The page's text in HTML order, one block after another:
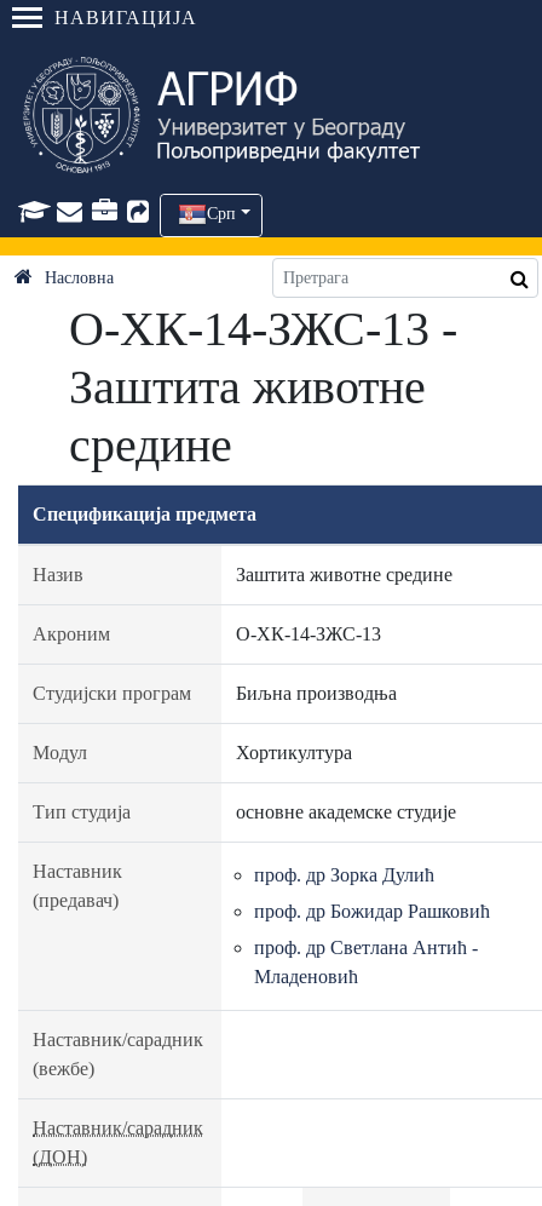
НАВИГАЦИЈА
Срп
Насловна
О-ХК-14-ЗЖС-13 -
Заштита животне
средине
Спецификација предмета
Назив Заштита животне средине
Акроним О-ХК-14-ЗЖС-13
Студијски програм Биљна производња
Модул Хортикултура
Тип студија основне академске студије
Наставник
(предавач)
проф. др Зорка Дулић
проф. др Божидар Рашковић
проф. др Светлана Антић -
Младеновић
Наставник/сарадник
(вежбе)
Наставник/сарадник
(ДОН)